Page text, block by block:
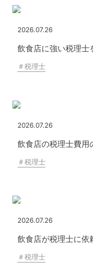
2026.07.26
飲食店に強い税理士
＃税理士
2026.07.26
飲食店の税理士費用
＃税理士
2026.07.26
飲食店が税理士に依
＃税理士